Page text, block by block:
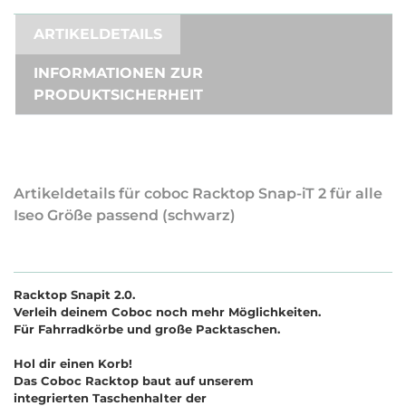
ARTIKELDETAILS
INFORMATIONEN ZUR
PRODUKTSICHERHEIT
Artikeldetails für coboc Racktop Snap-iT 2 für alle
Iseo Größe passend (schwarz)
Racktop Snapit 2.0.
Verleih deinem Coboc noch mehr Möglichkeiten.
Für Fahrradkörbe und große Packtaschen.
Hol dir einen Korb!
Das Coboc Racktop baut auf unserem
integrierten Taschenhalter der